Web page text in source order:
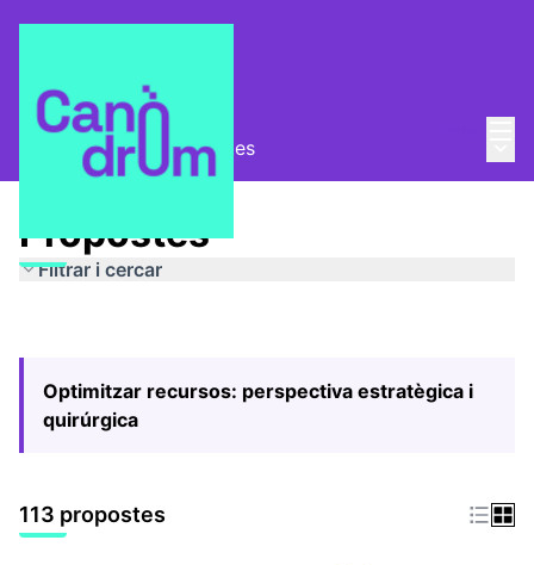
Pla Estratègic Propostes
Propostes
Filtrar i cercar
Optimitzar recursos: perspectiva estratègica i
quirúrgica
113 propostes